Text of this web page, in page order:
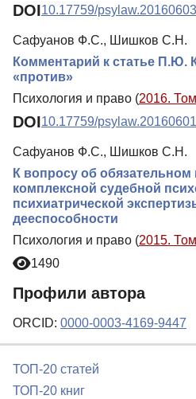
DOI10.17759/
Сафуанов Ф.С., Шишков С.Н.
Комментарий к статье П.Ю.
«против»
Психология и право (2016.
DOI10.17759/
Сафуанов Ф.С., Шишков С.Н.
К вопросу об обязательном
комплексной судебной
психиатрической
дееспособности
Психология и право (2015.
1490
Профили автора
ORCID: 0000-0003-4169-9447
ТОП-20 статей
ТОП-20 книг